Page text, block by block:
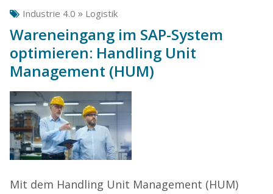
Industrie 4.0 » Logistik
Wareneingang im SAP-System
optimieren: Handling Unit
Management (HUM)
Mit dem Handling Unit Management (HUM)